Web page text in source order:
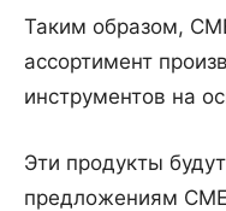
Таким образом,
ассортимент
инструментов на
Эти продукты
предложениям